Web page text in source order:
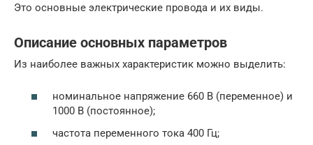
Это основные электрические провода и их виды.
Описание основных параметров
Из наиболее важных характеристик можно выделить:
номинальное напряжение 660 В (переменное) и
1000 В (постоянное);
частота переменного тока 400 Гц;